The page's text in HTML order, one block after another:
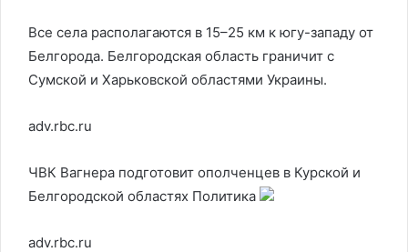
Все села располагаются в 15–25 км к югу-западу от
Белгорода. Белгородская область граничит с
Сумской и Харьковской областями Украины.
adv.rbc.ru
ЧВК Вагнера подготовит ополченцев в Курской и
Белгородской областях Политика
adv.rbc.ru